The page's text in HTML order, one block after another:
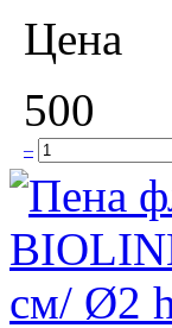
Цена
500
–